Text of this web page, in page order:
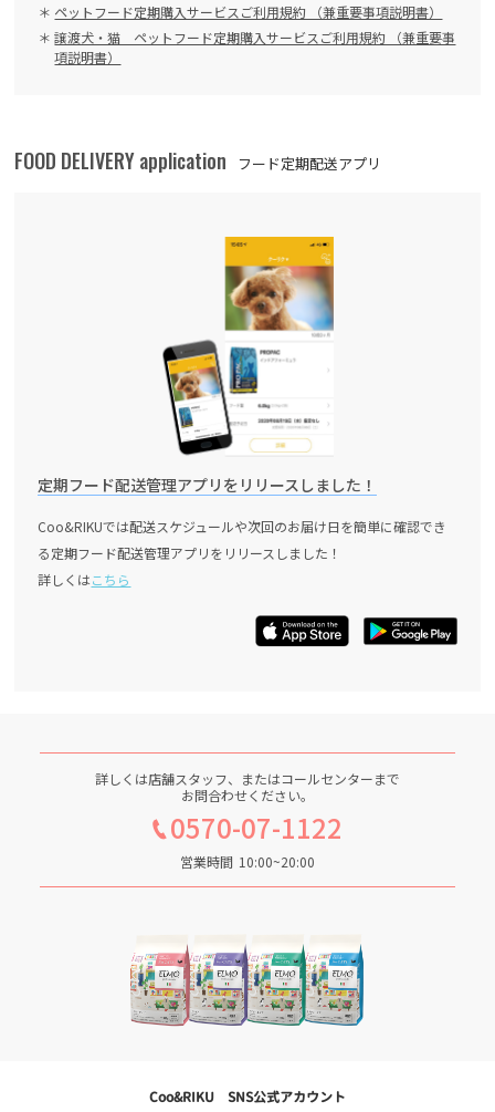
ペットフード定期購入サービスご利用規約 （兼重要事項説明書）
譲渡犬・猫 ペットフード定期購入サービスご利用規約 （兼重要事
項説明書）
FOOD DELIVERY application フード定期配送アプリ
定期フード配送管理アプリをリリースしました！
Coo&RIKUでは配送スケジュールや次回のお届け日を簡単に確認でき
る定期フード配送管理アプリをリリースしました！
詳しくはこちら
詳しくは店舗スタッフ、またはコールセンターまで
お問合わせください。
0570-07-1122
営業時間 10:00~20:00
Coo&RIKU SNS公式アカウント